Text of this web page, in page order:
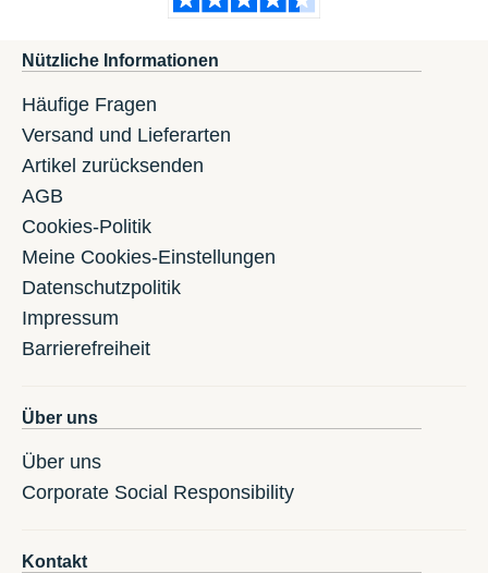
Nützliche Informationen
Häufige Fragen
Versand und Lieferarten
Artikel zurücksenden
AGB
Cookies-Politik
Meine Cookies-Einstellungen
Datenschutzpolitik
Impressum
Barrierefreiheit
Über uns
Über uns
Corporate Social Responsibility
Kontakt